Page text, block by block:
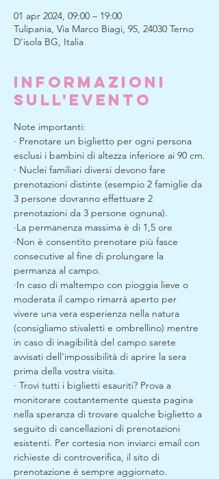
01 apr 2024, 09:00 – 19:00
Tulipania, Via Marco Biagi, 95, 24030 Terno
D'isola BG, Italia
Informazioni
sull'evento
Note importanti:
· Prenotare un biglietto per ogni persona
esclusi i bambini di altezza inferiore ai 90 cm.
· Nuclei familiari diversi devono fare
prenotazioni distinte (esempio 2 famiglie da
3 persone dovranno effettuare 2
prenotazioni da 3 persone ognuna).
·La permanenza massima è di 1,5 ore
·Non è consentito prenotare più fasce
consecutive al fine di prolungare la
permanza al campo.
·In caso di maltempo con pioggia lieve o
moderata il campo rimarrà aperto per
vivere una vera esperienza nella natura
(consigliamo stivaletti e ombrellino) mentre
in caso di inagibilità del campo sarete
avvisati dell'impossibilità di aprire la sera
prima della vostra visita.
· Trovi tutti i biglietti esauriti? Prova a
monitorare costantemente questa pagina
nella speranza di trovare qualche biglietto a
seguito di cancellazioni di prenotazioni
esistenti. Per cortesia non inviarci email con
richieste di controverifica, il sito di
prenotazione è sempre aggiornato.